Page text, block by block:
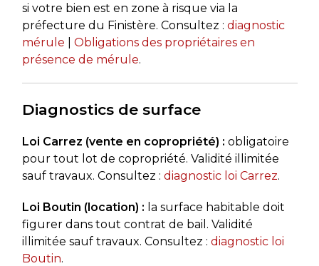
si votre bien est en zone à risque via la
préfecture du Finistère. Consultez : diagnostic
mérule
Obligations des propriétaires en
présence de mérule.
Diagnostics de surface
Loi Carrez (vente en copropriété) : obligatoire
pour tout lot de copropriété. Validité illimitée
sauf travaux. Consultez : diagnostic loi Carrez.
Loi Boutin (location) : la surface habitable doit
figurer dans tout contrat de bail. Validité
illimitée sauf travaux. Consultez : diagnostic loi
Boutin.